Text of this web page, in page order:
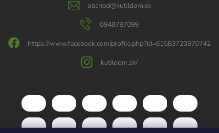
obchod@kutildom.sk
0948787099
https://www.facebook.com/profile.php?id=61583720870742
kutildom.sk/